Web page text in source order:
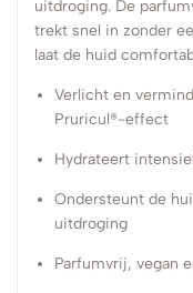
uitdroging. De
trekt snel in zonder
laat de huid
Verlicht en
Pruricul®-effect
Hydrateert
Ondersteunt de
uitdroging
Parfumvrij, vegan